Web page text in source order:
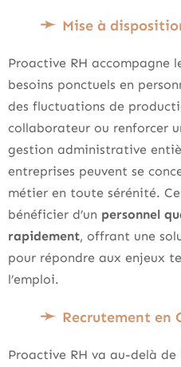
Mise à
Proactive RH accompagne
besoins ponctuels en
des fluctuations de
collaborateur ou renforcer
gestion administrative
entreprises peuvent se
métier en toute sérénité.
bénéficier d’un personnel
rapidement, offrant une
pour répondre aux enjeux
l’emploi.
Recrutement en
Proactive RH va au-delà